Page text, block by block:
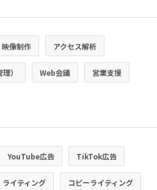
像制作 アクセス解析
） Web会議 営業支援
YouTube広告 TikTok広告
イティング コピーライティング